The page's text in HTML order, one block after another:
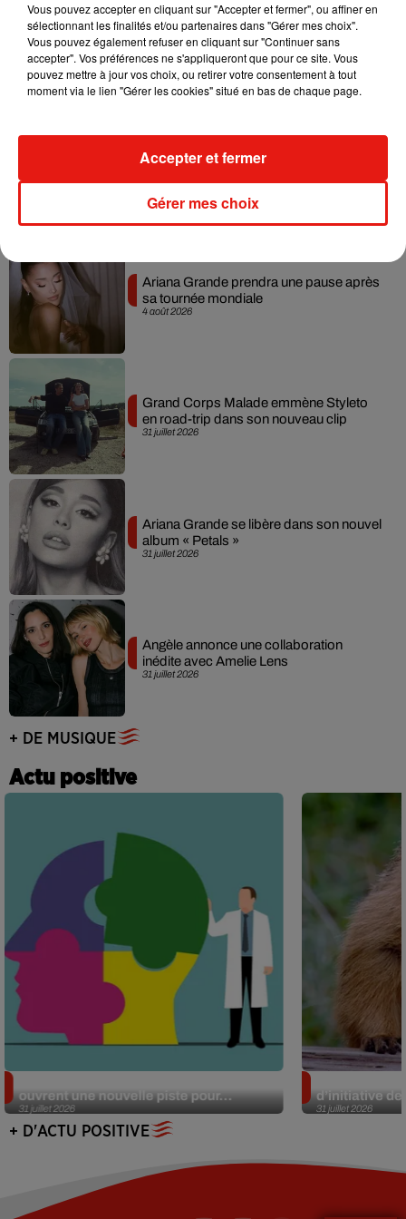
5 août 2026
Benny Blanco invite Selena Gomez et
Becky G sur son nouveau single
Tiny Desk invite Charlie Puth pour une
4 août 2026
Ariana Grande prendra une pause après
sa tournée mondiale
31 juillet 2026
Grand Corps Malade emmène Styleto
en road-trip dans son nouveau clip
31 juillet 2026
Ariana Grande se libère dans son nouvel
album « Petals »
31 juillet 2026
Angèle annonce une collaboration
inédite avec Amelie Lens
+ DE MUSIQUE
Actu positive
31 juillet 2026
ouvrent une nouvelle piste pour...
31 juillet 2026
d’initiative
+ D'ACTU POSITIVE
Vous pouvez accepter en cliquant sur "Accepter et fermer", ou affiner en
sélectionnant les finalités et/ou partenaires dans "Gérer mes choix".
Vous pouvez également refuser en cliquant sur "Continuer sans
accepter". Vos préférences ne s'appliqueront que pour ce site. Vous
pouvez mettre à jour vos choix, ou retirer votre consentement à tout
moment via le lien "Gérer les cookies" situé en bas de chaque page.
Gérer mes choix
Accepter et fermer